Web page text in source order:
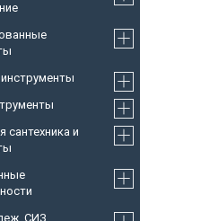
сантехника и
СИЗ